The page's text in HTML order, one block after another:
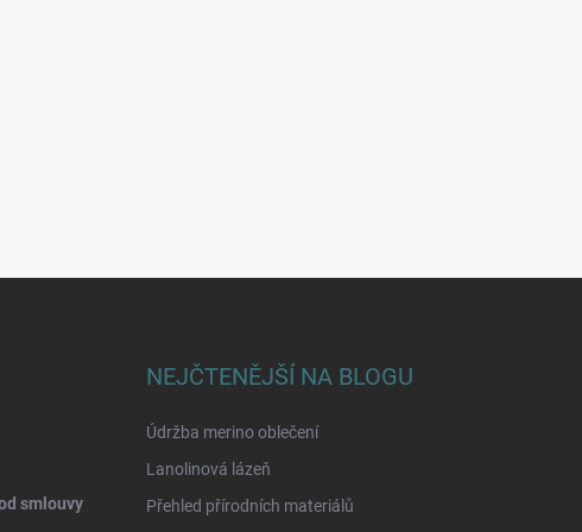
smlouvy
NEJČTENĚJŠÍ NA BLOGU
Údržba merino oblečení
Lanolinová lázeň
Přehled přírodních materiálů